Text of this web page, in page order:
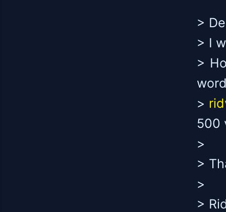
>
> I
>
>
500
>
>
>
>